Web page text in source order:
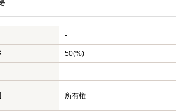
-
50(%)
-
所有権